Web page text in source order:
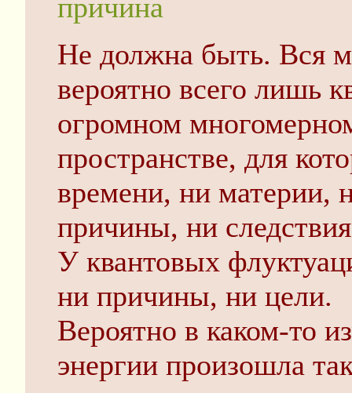
причина
Не должна быть. Вся
вероятно всего лишь
огромном
пространстве, для
времени, ни материи,
причины, ни
У квантовых
ни причины, ни цели.
Вероятно в каком-то
энергии произошла